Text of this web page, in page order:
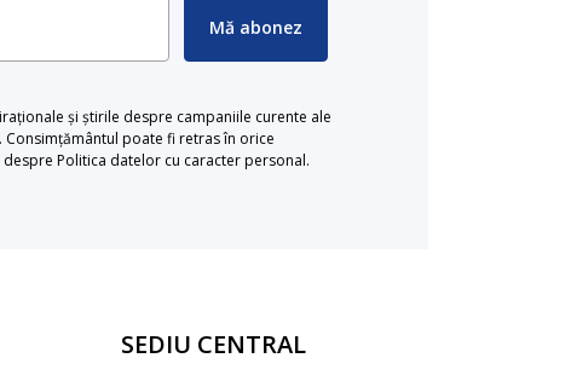
Mă abonez
și știrile despre campaniile curente ale
Consimțământul poate fi retras în orice
Politica datelor cu caracter personal.
SEDIU CENTRAL